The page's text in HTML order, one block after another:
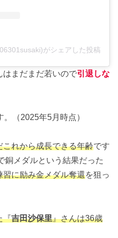
がシェアした投稿
はまだまだ若いので引退しな
（2025年5月時点）
これから成長できる年齢です
銅メダルという結果だった
習に励み金メダル奪還を狙っ
『吉田沙保里』さんは36歳